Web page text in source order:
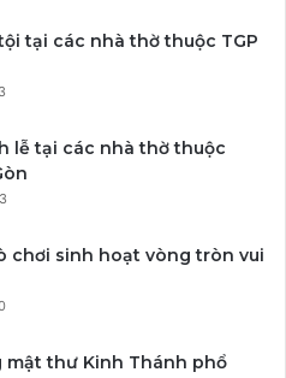
tại các nhà thờ thuộc TGP
lễ tại các nhà thờ thuộc
chơi sinh hoạt vòng tròn vui
mật thư Kinh Thánh phổ